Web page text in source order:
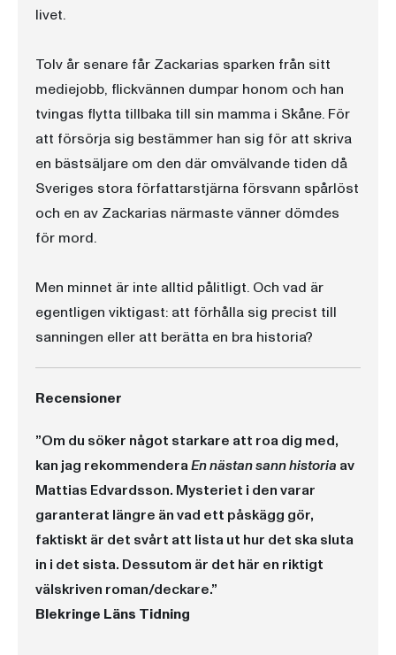
livet.
Tolv år senare får Zackarias sparken från sitt
mediejobb, flickvännen dumpar honom och han
tvingas flytta tillbaka till sin mamma i Skåne. För
att försörja sig bestämmer han sig för att skriva
en bästsäljare om den där omvälvande tiden då
Sveriges stora författarstjärna försvann spårlöst
och en av Zackarias närmaste vänner dömdes
för mord.
Men minnet är inte alltid pålitligt. Och vad är
egentligen viktigast: att förhålla sig precist till
sanningen eller att berätta en bra historia?
Recensioner
”Om du söker något starkare att roa dig med,
kan jag rekommenderaEn nästan sann historia av
Mattias Edvardsson. Mysteriet i den varar
garanterat längre än vad ett påskägg gör,
faktiskt är det svårt att lista ut hur det ska sluta
in i det sista. Dessutom är det här en riktigt
välskriven roman/deckare.”
Blekringe Läns Tidning